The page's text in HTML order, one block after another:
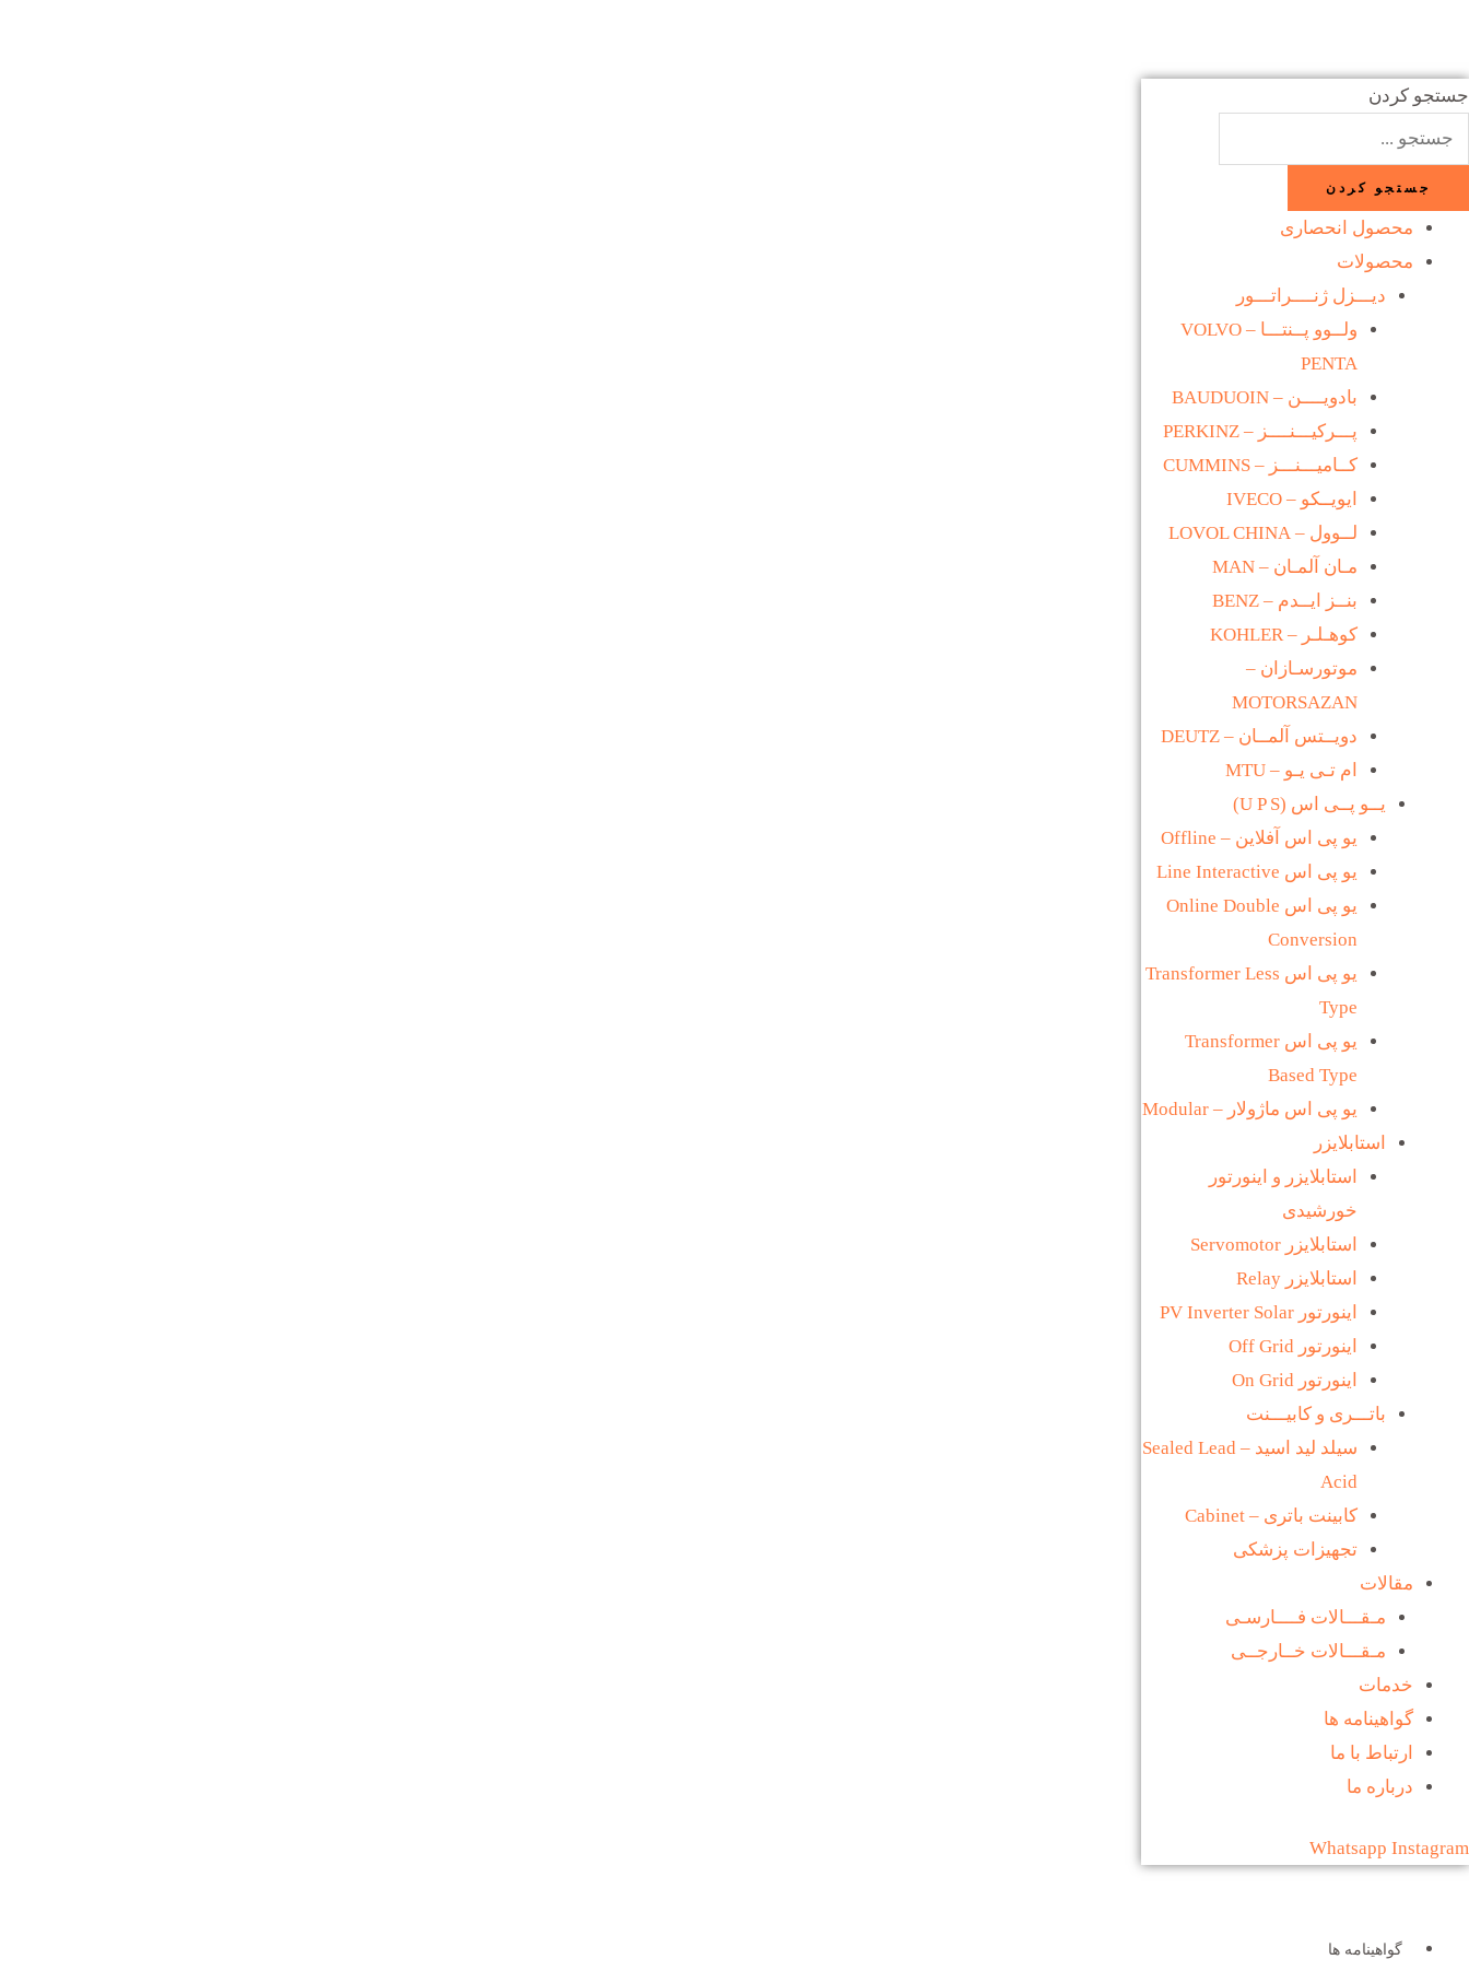
محتوا
جستجو کردن
جستجو کردن
محصول انحصاری
محصولات
دیـــزل ژنــــراتـــور
ولــوو پــنتـــا – VOLVO
PENTA
بادویــــن – BAUDUOIN
پـــرکیـــنــــز – PERKINZ
کــامیـــنـــز – CUMMINS
ایویــکو – IVECO
لــوول – LOVOL CHINA
مـان آلمـان – MAN
بنــز ایــدم – BENZ
کوهـلـر – KOHLER
موتورسـازان –
MOTORSAZAN
دویــتس آلمــان – DEUTZ
ام تـی یـو – MTU
یــو پــی اس (U P S)
یو پی اس آفلاین – Offline
یو پی اس Line Interactive
یو پی اس Online Double
Conversion
یو پی اس Transformer Less
Type
یو پی اس Transformer
Based Type
یو پی اس ماژولار – Modular
استابلایزر
استابلایزر و اینورتور
خورشیدی
استابلایزر Servomotor
استابلایزر Relay
اینورتور PV Inverter Solar
اینورتور Off Grid
اینورتور On Grid
باتـــری و کابیـــنت
سیلد لید اسید – Sealed Lead
Acid
کابینت باتری – Cabinet
تجهیزات پزشکی
مقالات
مـقـــالات فــــارسـی
مـقـــالات خــارجــی
خدمات
گواهینامه ها
ارتباط با ما
درباره ما
Whatsapp Instagram
گواهینامه ها